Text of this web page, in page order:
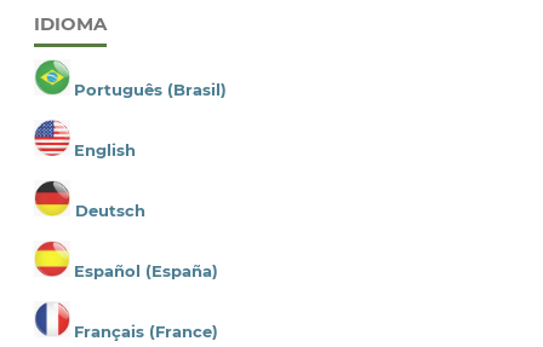
IDIOMA
Português (Brasil)
English
Deutsch
Español (España)
Français (France)